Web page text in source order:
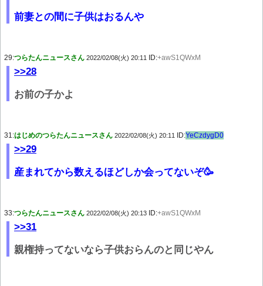
前妻との間に子供はおるんや
29:つらたんニュースさん 2022/02/08(火) 20:11 ID:+awS1QWxM
>>28
お前の子かよ
31:はじめのつらたんニュースさん 2022/02/08(火) 20:11 ID:YeCzdygD0
>>29
産まれてから数えるほどしか会ってないぞ🥳
33:つらたんニュースさん 2022/02/08(火) 20:13 ID:+awS1QWxM
>>31
親権持ってないなら子供おらんのと同じやん